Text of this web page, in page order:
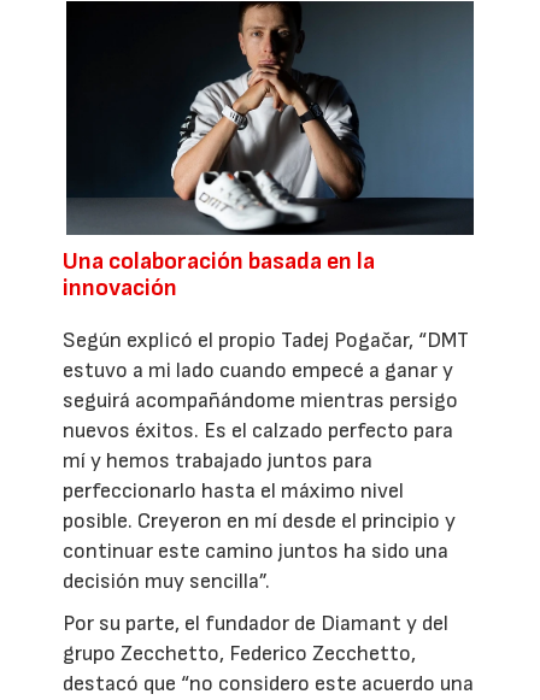
Una colaboración basada en la
innovación
Según explicó el propio Tadej Pogačar, “DMT
estuvo a mi lado cuando empecé a ganar y
seguirá acompañándome mientras persigo
nuevos éxitos. Es el calzado perfecto para
mí y hemos trabajado juntos para
perfeccionarlo hasta el máximo nivel
posible. Creyeron en mí desde el principio y
continuar este camino juntos ha sido una
decisión muy sencilla”.
Por su parte, el fundador de Diamant y del
grupo Zecchetto, Federico Zecchetto,
destacó que “no considero este acuerdo una